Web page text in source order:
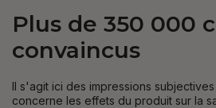
Plus de 350 000
convaincus
Il s'agit ici des impressions
concerne les effets du produit sur la